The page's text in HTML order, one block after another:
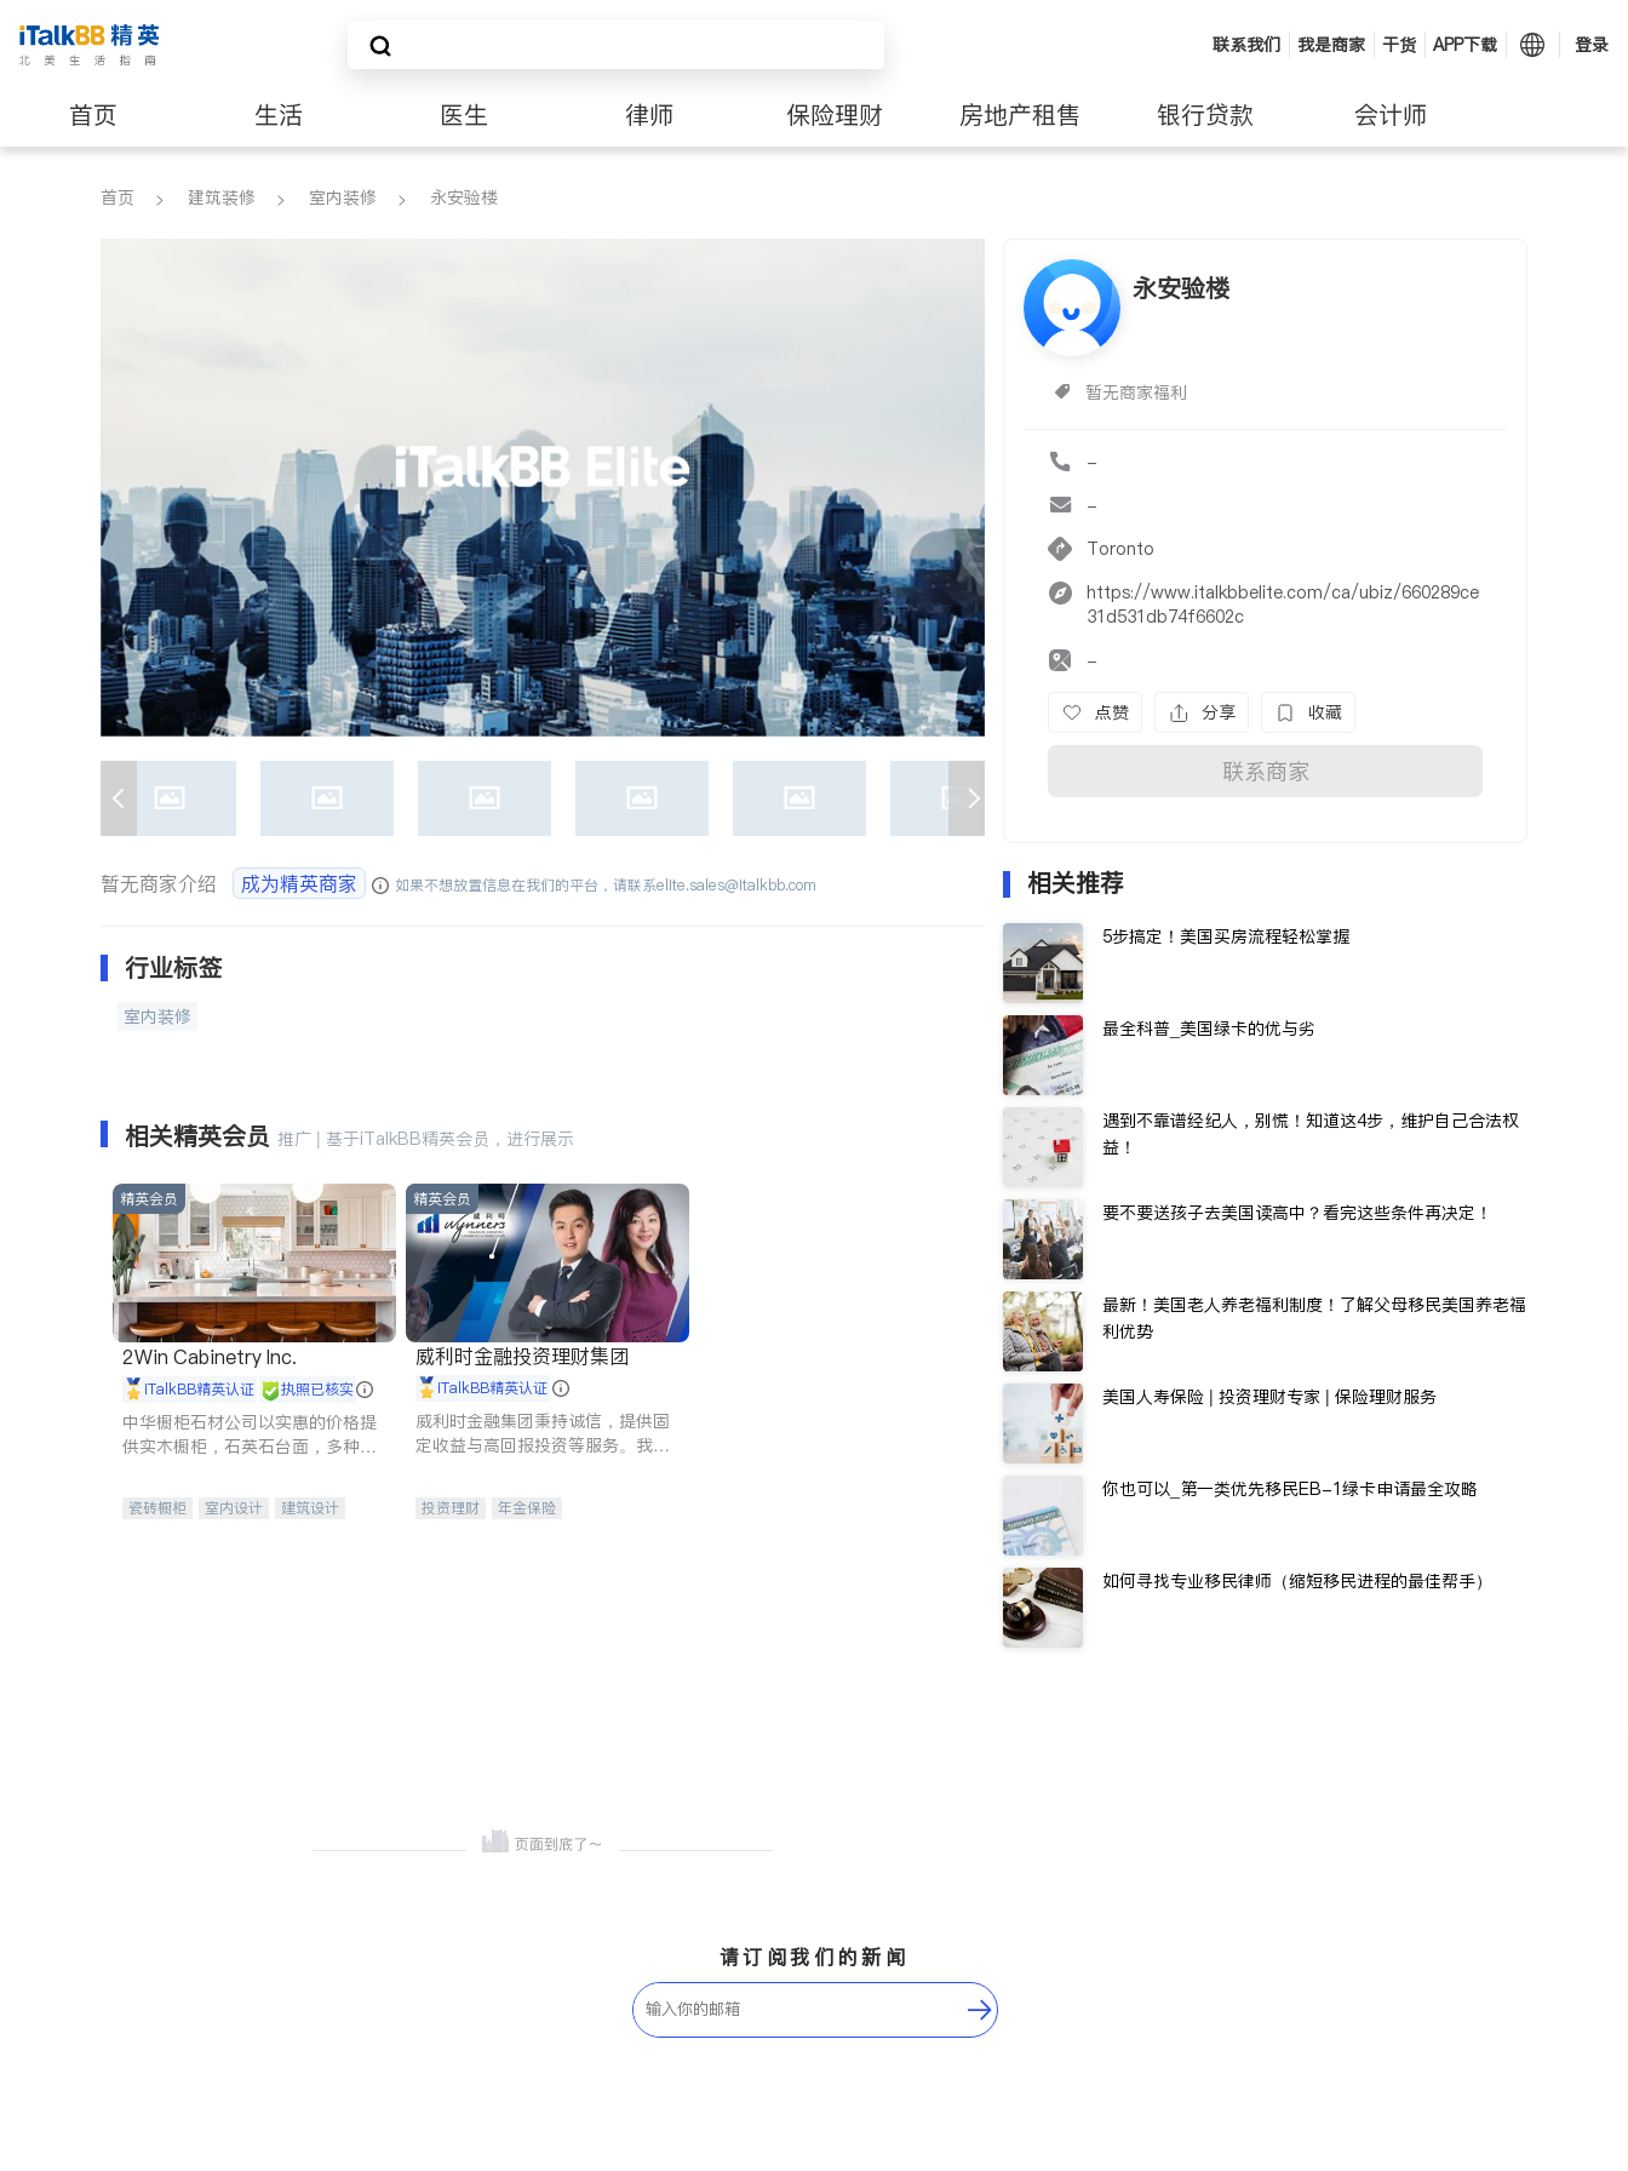
联系我们 我是商家 干货 APP下载 登录
首页 生活 医生 律师 保险理财 房地产租售 银行贷款 会计师
建筑装修
首页 建筑装修 室内装修 永安验楼
永安验楼
暂无商家福利
-
-
Toronto
https://www.italkbbelite.com/ca/ubiz/660289ce
31d531db74f6602c
-
点赞 分享 收藏
联系商家
暂无商家介绍 成为精英商家 如果不想放置信息在我们的平台，请联系elite.sales@italkbb.com
行业标签
室内装修
相关精英会员 推广 | 基于iTalkBB精英会员，进行展示
精英会员
2Win Cabinetry Inc.
iTalkBB精英认证 执照已核实
中华橱柜石材公司以实惠的价格提
供实木橱柜，石英石台面，多种优
机。品质厨房，家的选择。
瓷砖橱柜 室内设计
建筑设计
精英会员
威利时金融投资理财集团
iTalkBB精英认证
威利时金融集团秉持诚信，提供固
定收益与高回报投资等服务。我们
元化组合，助力客户实现目标
投资理财
年金保险
相关推荐
5步搞定！美国买房流程轻松掌握
最全科普_美国绿卡的优与劣
遇到不靠谱经纪人，别慌！知道这4步，维护自己合法权
益！
要不要送孩子去美国读高中？看完这些条件再决定！
最新！美国老人养老福利制度！了解父母移民美国养老福
利优势
美国人寿保险 | 投资理财专家 | 保险理财服务
你也可以_第一类优先移民EB-1绿卡申请最全攻略
如何寻找专业移民律师（缩短移民进程的最佳帮手）
请订阅我们的新闻